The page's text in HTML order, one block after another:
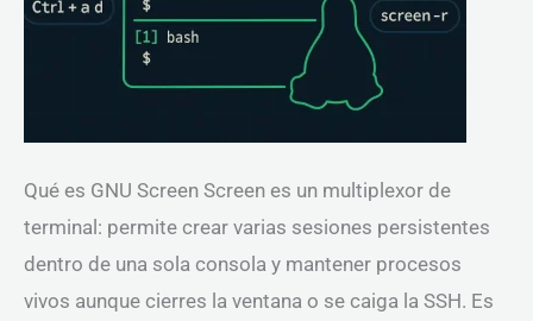
Qué es GNU Screen Screen es un multiplexor de
terminal: permite crear varias sesiones persistentes
dentro de una sola consola y mantener procesos
vivos aunque cierres la ventana o se caiga la SSH. Es